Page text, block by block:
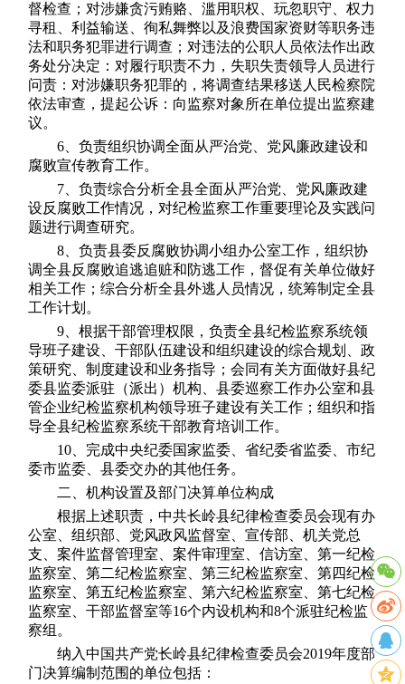
督检查；对涉嫌贪污贿赂、滥用职权、玩忽职守、权力
寻租、利益输送、徇私舞弊以及浪费国家资财等职务违
法和职务犯罪进行调查；对违法的公职人员依法作出政
务处分决定：对履行职责不力，失职失责领导人员进行
问责：对涉嫌职务犯罪的，将调查结果移送人民检察院
依法审查，提起公诉：向监察对象所在单位提出监察建
议。
6、负责组织协调全面从严治党、党风廉政建设和
腐败宣传教育工作。
7、负责综合分析全县全面从严治党、党风廉政建
设反腐败工作情况，对纪检监察工作重要理论及实践问
题进行调查研究。
8、负责县委反腐败协调小组办公室工作，组织协
调全县反腐败追逃追赃和防逃工作，督促有关单位做好
相关工作；综合分析全县外逃人员情况，统筹制定全县
工作计划。
9、根据干部管理权限，负责全县纪检监察系统领
导班子建设、干部队伍建设和组织建设的综合规划、政
策研究、制度建设和业务指导；会同有关方面做好县纪
委县监委派驻（派出）机构、县委巡察工作办公室和县
管企业纪检监察机构领导班子建设有关工作；组织和指
导全县纪检监察系统干部教育培训工作。
10、完成中央纪委国家监委、省纪委省监委、市纪
委市监委、县委交办的其他任务。
二、机构设置及部门决算单位构成
根据上述职责，中共长岭县纪律检查委员会现有办
公室、组织部、党风政风监督室、宣传部、机关党总
支、案件监督管理室、案件审理室、信访室、第一纪检
监察室、第二纪检监察室、第三纪检监察室、第四纪检
监察室、第五纪检监察室、第六纪检监察室、第七纪检
监察室、干部监督室等16个内设机构和8个派驻纪检监
察组。
纳入中国共产党长岭县纪律检查委员会2019年度部
门决算编制范围的单位包括：